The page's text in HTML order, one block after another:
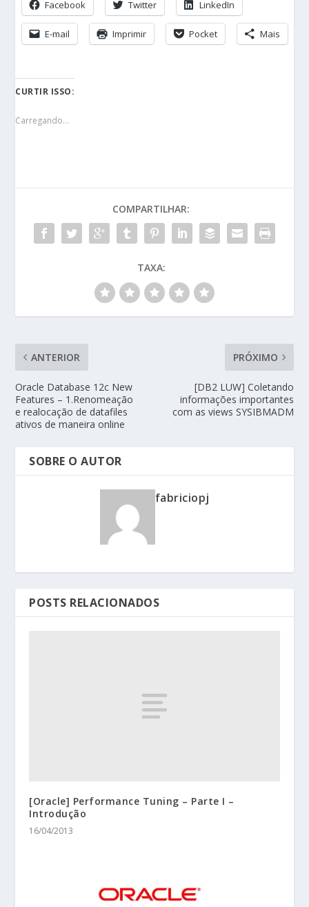
Facebook Twitter LinkedIn
E-mail Imprimir Pocket Mais
CURTIR ISSO:
Carregando...
COMPARTILHAR:
TAXA:
ANTERIOR
Oracle Database 12c New
Features – 1.Renomeação
e realocação de datafiles
ativos de maneira online
PRÓXIMO
[DB2 LUW] Coletando
informações importantes
com as views SYSIBMADM
SOBRE O AUTOR
fabriciopj
POSTS RELACIONADOS
[Oracle] Performance Tuning – Parte I –
Introdução
16/04/2013